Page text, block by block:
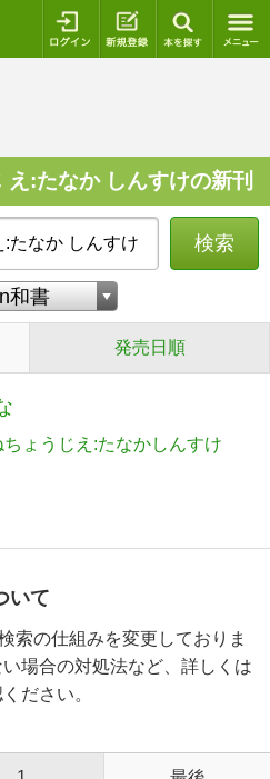
ログイン 新規登録
:たなか しんすけの新刊
検索
発売日順
ょうじえ:たなかしんすけ
いて
索の仕組みを変更しておりま
場合の対処法など、詳しくは
ださい。